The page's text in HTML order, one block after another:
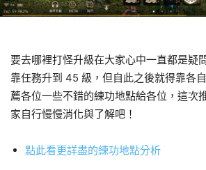
要去哪裡打怪升級在大家心中一直都是疑
靠任務升到 45 級，但自此之後就得靠各
薦各位一些不錯的練功地點給各位，這次
家自行慢慢消化與了解吧！
點此看更詳盡的練功地點分析